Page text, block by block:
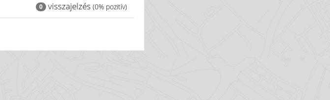
0 visszajelzés (0% pozitív)